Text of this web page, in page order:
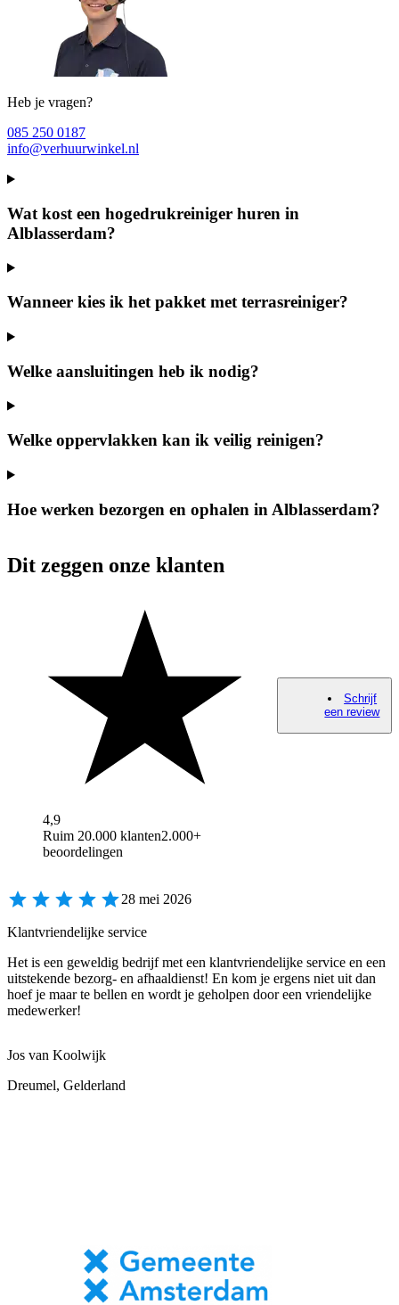
Heb je vragen?
085 250 0187
info@verhuurwinkel.nl
Wat kost een hogedrukreiniger huren in
Alblasserdam?
Wanneer kies ik het pakket met terrasreiniger?
Welke aansluitingen heb ik nodig?
Welke oppervlakken kan ik veilig reinigen?
Hoe werken bezorgen en ophalen in Alblasserdam?
Dit zeggen onze klanten
4,9
Ruim 20.000 klanten2.000+
beoordelingen
Schrijf
een review
28 mei 2026
Klantvriendelijke service
Het is een geweldig bedrijf met een klantvriendelijke service en een
uitstekende bezorg- en afhaaldienst! En kom je ergens niet uit dan
hoef je maar te bellen en wordt je geholpen door een vriendelijke
medewerker!
Jos van Koolwijk
Dreumel, Gelderland